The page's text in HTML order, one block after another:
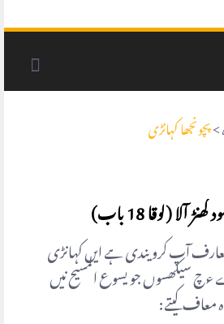
>پچونجھا کہانڑی
آلا (لوقا 18 باب)
تعارف آپ کرویندی ہے ایں کہانڑی
سیکھسوں جو یسوع المسیح نیں
معاف کیتے: